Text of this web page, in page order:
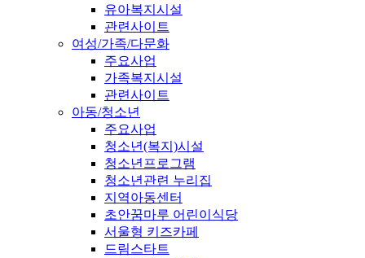
유아복지시설
관련사이트
여성/가족/다문화
주요사업
가족복지시설
관련사이트
아동/청소년
주요사업
청소년(복지)시설
청소년프로그램
청소년관련 누리집
지역아동센터
초안꿈마루 어린이식당
서울형 키즈카페
드림스타트